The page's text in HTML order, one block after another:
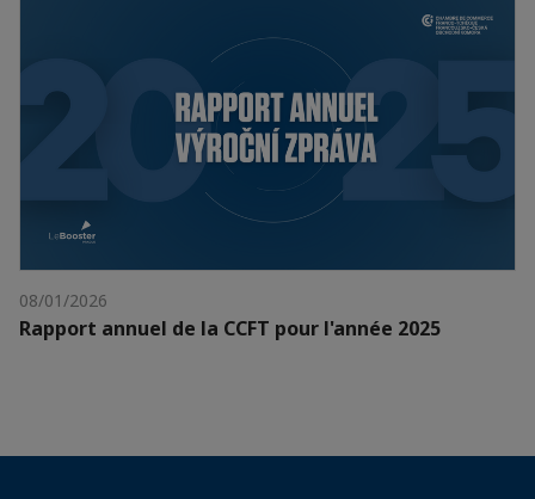
08/01/2026
Rapport annuel de la CCFT pour l'année 2025